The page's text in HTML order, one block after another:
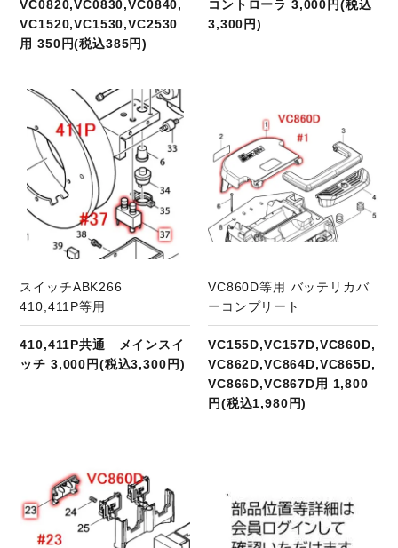
VC0820,VC0830,VC0840,
VC1520,VC1530,VC2530
用 350円(税込385円)
コントローラ 3,000円(税込
3,300円)
スイッチABK266
410,411P等用
410,411P共通 メインスイ
ッチ 3,000円(税込3,300円)
VC860D等用 バッテリカバ
ーコンプリート
VC155D,VC157D,VC860D,
VC862D,VC864D,VC865D,
VC866D,VC867D用 1,800
円(税込1,980円)
商品ページへ